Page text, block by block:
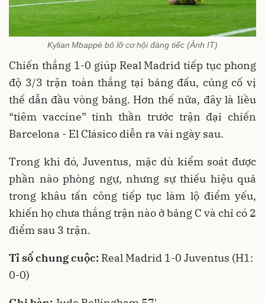
Kylian Mbappé bỏ lỡ cơ hội đáng tiếc (Ảnh IT)
Chiến thắng 1-0 giúp Real Madrid tiếp tục phong
độ 3/3 trận toàn thắng tại bảng đấu, củng cố vị
thế dẫn đầu vòng bảng. Hơn thế nữa, đây là liều
“tiêm vaccine” tinh thần trước trận đại chiến
Barcelona - El Clásico diễn ra vài ngày sau.
Trong khi đó, Juventus, mặc dù kiểm soát được
phần nào phòng ngự, nhưng sự thiếu hiệu quả
trong khâu tấn công tiếp tục làm lộ điểm yếu,
khiến họ chưa thắng trận nào ở bảng C và chỉ có 2
điểm sau 3 trận.
Tỉ số chung cuộc: Real Madrid 1-0 Juventus (H1:
0-0)